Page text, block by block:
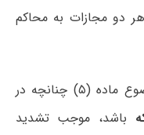
دو مجازات به محاکم
ارتکاب هر یک از اعمال موضوع ماده (۵) چنانچه در
باشد، موجب تشدید